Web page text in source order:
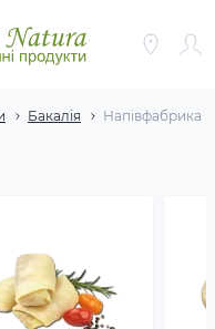
Бакалія